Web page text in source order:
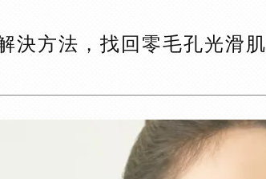
決方法，找回零毛孔光滑肌